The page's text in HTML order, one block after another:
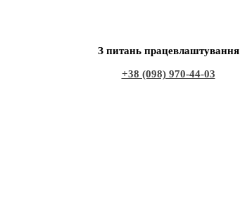
З питань працевлаштування
+38 (098) 970-44-03